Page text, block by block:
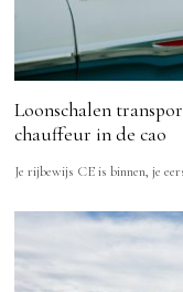
Loonschalen
chauffeur in de cao
Je rijbewijs CE is binnen, je